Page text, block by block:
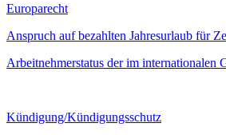
Europarecht
Anspruch auf bezahlten Jahresurlaub für
Arbeitnehmerstatus der im
Kündigung/Kündigungsschutz